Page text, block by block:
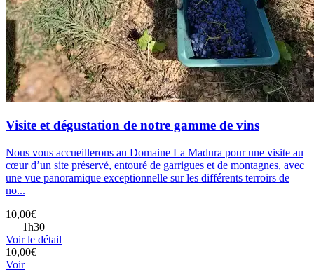
Visite et dégustation de notre gamme de vins
Nous vous accueillerons au Domaine La Madura pour une visite au
cœur d’un site préservé, entouré de garrigues et de montagnes, avec
une vue panoramique exceptionnelle sur les différents terroirs de
no...
10,00€
1h30
Voir le détail
10,00€
Voir